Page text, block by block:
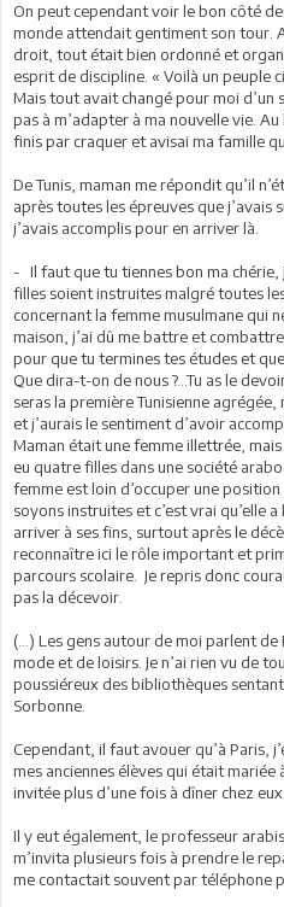
On peut cependant voir le bon côté
monde attendait gentiment son tour.
droit, tout était bien ordonné et
esprit de discipline. « Voilà un peuple
Mais tout avait changé pour moi d’un
pas à m’adapter à ma nouvelle vie.
finis par craquer et avisai ma famille
De Tunis, maman me répondit qu’il
après toutes les épreuves que
j’avais accomplis pour en arriver là.
- Il faut que tu tiennes bon ma
filles soient instruites malgré toutes
concernant la femme musulmane qui
maison, j’ai dû me battre et
pour que tu termines tes études et
Que dira-t-on de nous ?...Tu as le
seras la première Tunisienne
et j’aurais le sentiment d’avoir
Maman était une femme illettrée,
eu quatre filles dans une société
femme est loin d’occuper une
soyons instruites et c’est vrai qu’elle
arriver à ses fins, surtout après le
reconnaître ici le rôle important et
parcours scolaire. Je repris donc
pas la décevoir.
(…) Les gens autour de moi parlent
mode et de loisirs. Je n’ai rien vu de
poussiéreux des bibliothèques
Sorbonne.
Cependant, il faut avouer qu’à Paris,
mes anciennes élèves qui était
invitée plus d’une fois à dîner chez eux.
Il y eut également, le professeur
m’invita plusieurs fois à prendre le
me contactait souvent par téléphone